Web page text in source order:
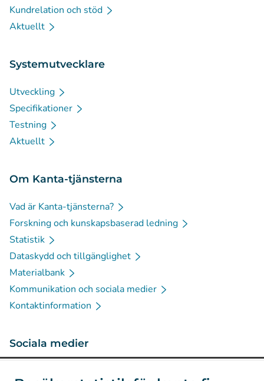
Kundrelation och stöd
Aktuellt
Systemutvecklare
Utveckling
Specifikationer
Testning
Aktuellt
Om Kanta-tjänsterna
Vad är Kanta-tjänsterna?
Forskning och kunskapsbaserad ledning
Statistik
Dataskydd och tillgänglighet
Materialbank
Kommunikation och sociala medier
Kontaktinformation
Sociala medier